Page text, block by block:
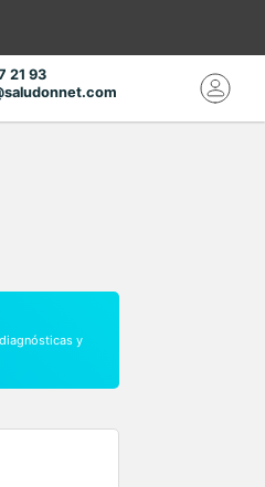
21 93
y